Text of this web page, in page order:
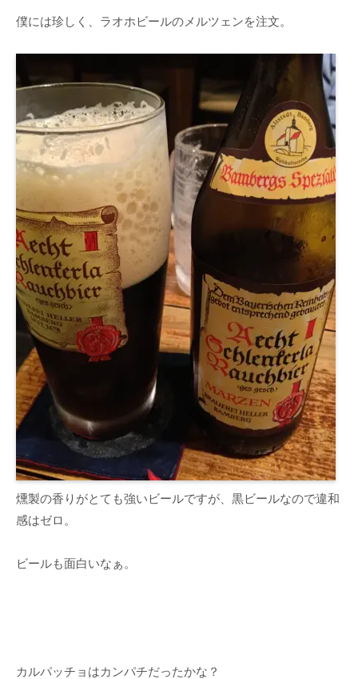
僕には珍しく、ラオホビールのメルツェンを注文。
燻製の香りがとても強いビールですが、黒ビールなので違和
感はゼロ。
ビールも面白いなぁ。
カルパッチョはカンパチだったかな？